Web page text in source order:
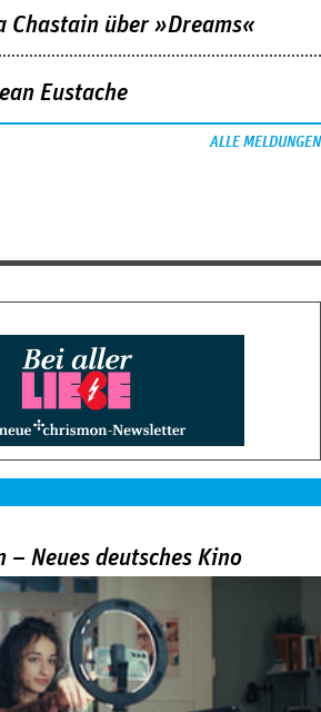
Chastain über »Dreams«
Eustache
ALLE MELDUNGEN
– Neues deutsches Kino